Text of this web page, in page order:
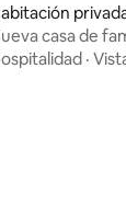
4.75
casa de
vista al
·